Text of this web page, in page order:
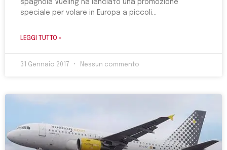
spagnola Vueling ha lanciato una promozione
speciale per volare in Europa a piccoli
LEGGI TUTTO »
31 Gennaio 2017 Nessun commento